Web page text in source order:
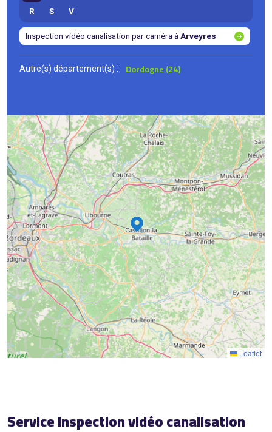
R
S V
Inspection vidéo canalisation par caméra àArveyres
Autre(s) département(s) : Dordogne (24)
16
2
15
18
8
Leaflet
Service Inspection vidéo canalisation